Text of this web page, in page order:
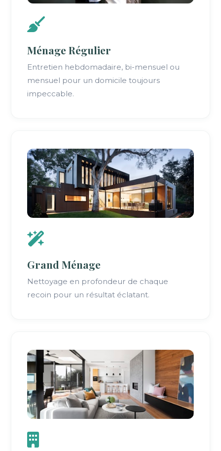
Ménage Régulier
Entretien hebdomadaire, bi-mensuel ou
mensuel pour un domicile toujours
impeccable.
Grand Ménage
Nettoyage en profondeur de chaque
recoin pour un résultat éclatant.